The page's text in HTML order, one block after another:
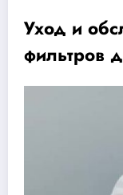
Уход и
фильтров